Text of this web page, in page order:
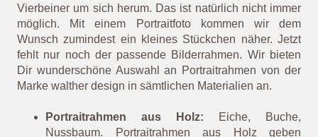
Das Highlight auf jedem Tisch: Ein Portraitrahmen mit
dem Namen und Datum Deines Lieblings individuell
und hochwertig auf der Bilderrahmenleiste veredelt.
Besonders Tischrahmen zum Hinstellen sind immer im
Blickfeld und zeigen damit eine besondere Präsenz.
Am liebsten hätte doch jeder seine Liebsten, ob Freund,